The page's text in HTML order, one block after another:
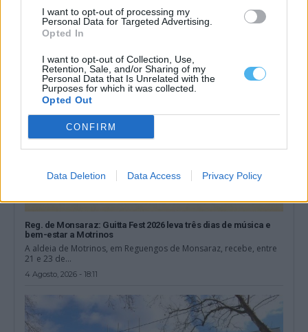
I want to opt-out of processing my
Personal Data for Targeted Advertising.
Opted In
I want to opt-out of Collection, Use,
Retention, Sale, and/or Sharing of my
Personal Data that Is Unrelated with the
Purposes for which it was collected.
Opted Out
CONFIRM
Data Deletion Data Access Privacy Policy
Quinta da Amendoeira, em...
6 Agosto, 2026 - 10:09
Reg. de Monsaraz: Guitta Fest 2026 leva três dias de música e
bem-estar a Motrinos
A aldeia de Motrinos, em Reguengos de Monsaraz, recebe, entre
21 e 23 de...
4 Agosto, 2026 - 18:11